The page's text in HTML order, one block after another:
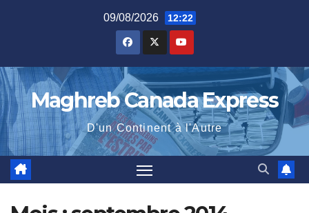
09/08/2026 12:22
Maghreb Canada Express
D'un Continent à l'Autre